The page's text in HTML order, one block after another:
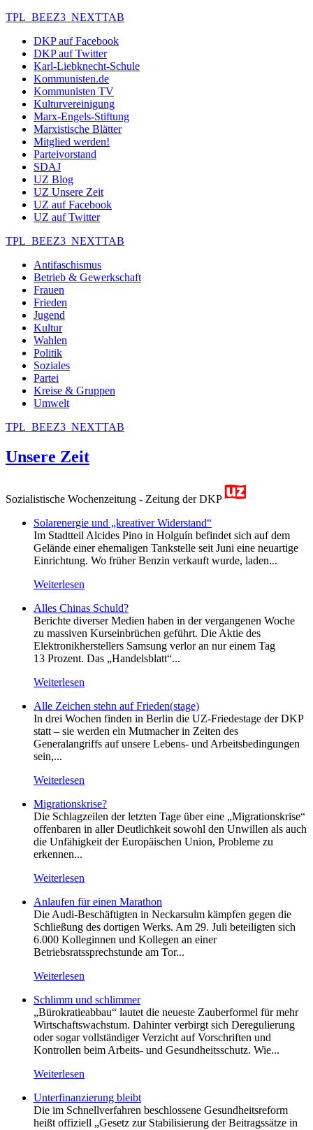
TPL_BEEZ3_NEXTTAB
DKP auf Facebook
DKP auf Twitter
Karl-Liebknecht-Schule
Kommunisten.de
Kommunisten TV
Kulturvereinigung
Marx-Engels-Stiftung
Marxistische Blätter
Mitglied werden!
Parteivorstand
SDAJ
UZ Blog
UZ Unsere Zeit
UZ auf Facebook
UZ auf Twitter
TPL_BEEZ3_NEXTTAB
Antifaschismus
Betrieb & Gewerkschaft
Frauen
Frieden
Jugend
Kultur
Wahlen
Politik
Soziales
Partei
Kreise & Gruppen
Umwelt
TPL_BEEZ3_NEXTTAB
Unsere Zeit
Sozialistische Wochenzeitung - Zeitung der DKP
Solarenergie und „kreativer Widerstand“
Im Stadtteil Alcides Pino in Holguín befindet sich auf dem
Gelände einer ehemaligen Tankstelle seit Juni eine neuartige
Einrichtung. Wo früher Benzin verkauft wurde, laden...
Weiterlesen
Alles Chinas Schuld?
Berichte diverser Medien haben in der vergangenen Woche
zu massiven Kurseinbrüchen geführt. Die Aktie des
Elektronikherstellers Samsung verlor an nur einem Tag
13 Prozent. Das „Handelsblatt“...
Weiterlesen
Alle Zeichen stehn auf Frieden(stage)
In drei Wochen finden in Berlin die UZ-Friedestage der DKP
statt – sie werden ein Mutmacher in Zeiten des
Generalangriffs auf unsere Lebens- und Arbeitsbedingungen
sein,...
Weiterlesen
Migrationskrise?
Die Schlagzeilen der letzten Tage über eine „Migrationskrise“
offenbaren in aller Deutlichkeit sowohl den Unwillen als auch
die Unfähigkeit der Europäischen Union, Probleme zu
erkennen...
Weiterlesen
Anlaufen für einen Marathon
Die Audi-Beschäftigten in Neckarsulm kämpfen gegen die
Schließung des dortigen Werks. Am 29. Juli beteiligten sich
6.000 Kolleginnen und Kollegen an einer
Betriebsratssprechstunde am Tor...
Weiterlesen
Schlimm und schlimmer
„Bürokratieabbau“ lautet die neueste Zauberformel für mehr
Wirtschaftswachstum. Dahinter verbirgt sich Deregulierung
oder sogar vollständiger Verzicht auf Vorschriften und
Kontrollen beim Arbeits- und Gesundheitsschutz. Wie...
Weiterlesen
Unterfinanzierung bleibt
Die im Schnellverfahren beschlossene Gesundheitsreform
heißt offiziell „Gesetz zur Stabilisierung der Beitragssätze in